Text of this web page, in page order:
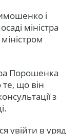
і
міністра
Порошенка
що він
з
увійти в уряд